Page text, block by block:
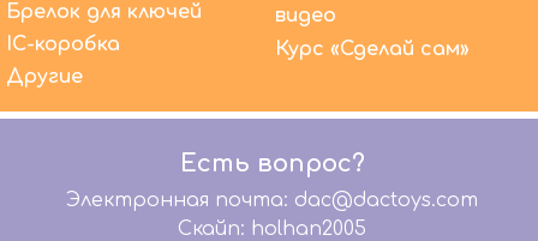
Брелок для ключей
IC-коробка
Другие
видео
Курс «Сделай сам»
Есть вопрос?
Электронная почта: dac@dactoys.com
Скайп: holhan2005